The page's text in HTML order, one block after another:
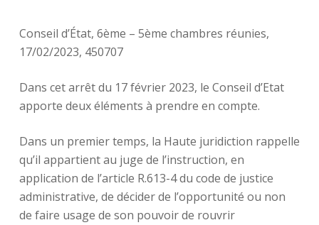
Conseil d’État, 6ème – 5ème chambres réunies,
17/02/2023, 450707
Dans cet arrêt du 17 février 2023, le Conseil d’Etat
apporte deux éléments à prendre en compte.
Dans un premier temps, la Haute juridiction rappelle
qu’il appartient au juge de l’instruction, en
application de l’article R.613-4 du code de justice
administrative, de décider de l’opportunité ou non
de faire usage de son pouvoir de rouvrir